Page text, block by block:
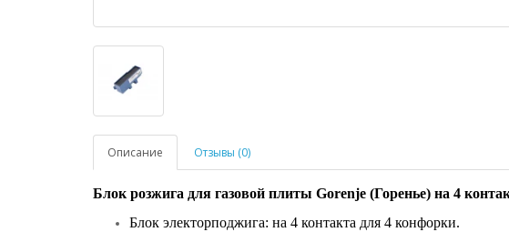
Описание Отзывы (0)
Блок розжига для газовой плиты Gorenje (Горенье) на 4
Блок электорподжига: на 4 контакта для 4 конфорки.